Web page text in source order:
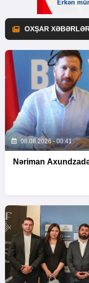
OXŞAR
08.08.2026 - 00:41
Nəriman